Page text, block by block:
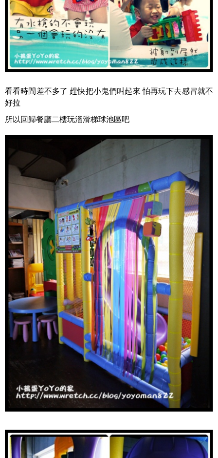
看看時間差不多了 趕快把小鬼們叫起來 怕再玩下去感冒就不
好拉
所以回歸餐廳二樓玩溜滑梯球池區吧